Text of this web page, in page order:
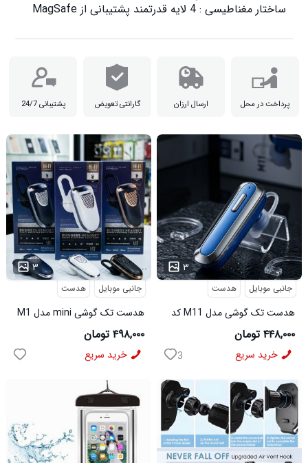
ساختار مغناطیسی : 4 لایه قدرتمند پشتیبانی از MagSafe
پرداخت در محل ارسال ارزان گارانتی تعویض پشتیبانی 24/7
۳ ...
جانبی موبایل هدست
هدست تک گوشی mini مدل M1
کد 6492
۴۹۸,۰۰۰ تومان
خرید سریع
۳ ...
جانبی موبایل هدست
هدست تک گوشی مدل M11 کد
6491
۴۴۸,۰۰۰ تومان
خرید سریع 3